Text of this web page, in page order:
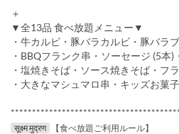
＋
▼全13品 食べ放題メニュー▼
・牛カルビ・豚バラカルビ・豚バラ
・BBQフランク串・ソーセージ (5本)
・塩焼きそば・ソース焼きそば・フ
・大きなマシュマロ串・キッズお菓
सूक्ष्म मुद्रण
【食べ放題ご利用ルール】